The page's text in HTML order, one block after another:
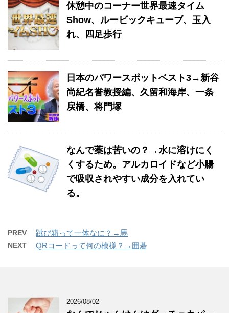
休憩中のコーナー世界最速タイム
Show、ルービックキューブ、玉入
れ、四足歩行
日本のパワースポットベスト3→新谷
尚紀名誉教授編、久留和海岸、一条
戻橋、将門塚
なんで薬は苦いの？→水に溶けにく
くするため。アルカロイドなど小腸
で吸収されやすい成分を入れてい
る。
PREV 跳び箱って一体なに？→馬
NEXT QRコードって何の模様？→囲碁
2026/08/02